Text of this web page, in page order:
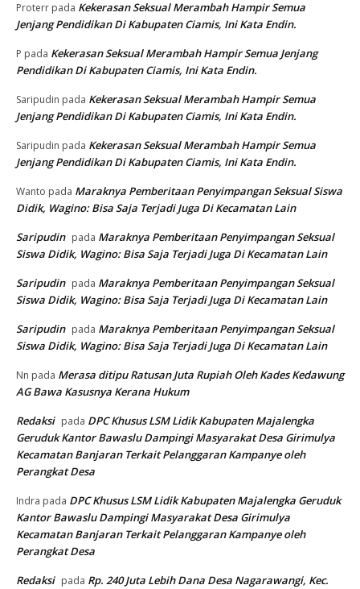
Proterr pada Kekerasan Seksual Merambah Hampir Semua
Jenjang Pendidikan Di Kabupaten Ciamis, Ini Kata Endin.
P pada Kekerasan Seksual Merambah Hampir Semua Jenjang
Pendidikan Di Kabupaten Ciamis, Ini Kata Endin.
Saripudin pada Kekerasan Seksual Merambah Hampir Semua
Jenjang Pendidikan Di Kabupaten Ciamis, Ini Kata Endin.
Saripudin pada Kekerasan Seksual Merambah Hampir Semua
Jenjang Pendidikan Di Kabupaten Ciamis, Ini Kata Endin.
Wanto pada Maraknya Pemberitaan Penyimpangan Seksual Siswa
Didik, Wagino: Bisa Saja Terjadi Juga Di Kecamatan Lain
Saripudin pada Maraknya Pemberitaan Penyimpangan Seksual
Siswa Didik, Wagino: Bisa Saja Terjadi Juga Di Kecamatan Lain
Saripudin pada Maraknya Pemberitaan Penyimpangan Seksual
Siswa Didik, Wagino: Bisa Saja Terjadi Juga Di Kecamatan Lain
Saripudin pada Maraknya Pemberitaan Penyimpangan Seksual
Siswa Didik, Wagino: Bisa Saja Terjadi Juga Di Kecamatan Lain
Nn pada Merasa ditipu Ratusan Juta Rupiah Oleh Kades Kedawung
AG Bawa Kasusnya Kerana Hukum
Redaksi pada DPC Khusus LSM Lidik Kabupaten Majalengka
Geruduk Kantor Bawaslu Dampingi Masyarakat Desa Girimulya
Kecamatan Banjaran Terkait Pelanggaran Kampanye oleh
Perangkat Desa
Indra pada DPC Khusus LSM Lidik Kabupaten Majalengka Geruduk
Kantor Bawaslu Dampingi Masyarakat Desa Girimulya
Kecamatan Banjaran Terkait Pelanggaran Kampanye oleh
Perangkat Desa
Redaksi pada Rp. 240 Juta Lebih Dana Desa Nagarawangi, Kec.